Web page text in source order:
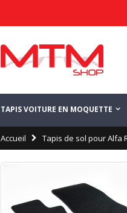
TAPIS VOITURE EN MOQUETTE
Accueil Tapis de sol pour Alfa